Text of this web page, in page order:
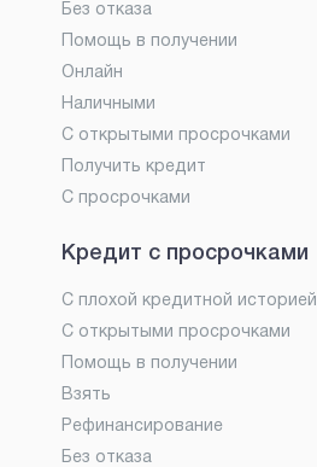
Без отказа
Помощь в получении
Онлайн
Наличными
С открытыми просрочками
Получить кредит
С просрочками
Кредит с просрочками
С плохой кредитной историей
С открытыми просрочками
Помощь в получении
Взять
Рефинансирование
Без отказа